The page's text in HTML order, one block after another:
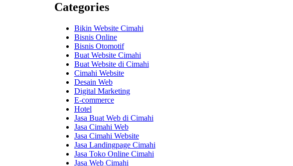
Categories
Bikin Website Cimahi
Bisnis Online
Bisnis Otomotif
Buat Website Cimahi
Buat Website di Cimahi
Cimahi Website
Desain Web
Digital Marketing
E-commerce
Hotel
Jasa Buat Web di Cimahi
Jasa Cimahi Web
Jasa Cimahi Website
Jasa Landingpage Cimahi
Jasa Toko Online Cimahi
Jasa Web Cimahi